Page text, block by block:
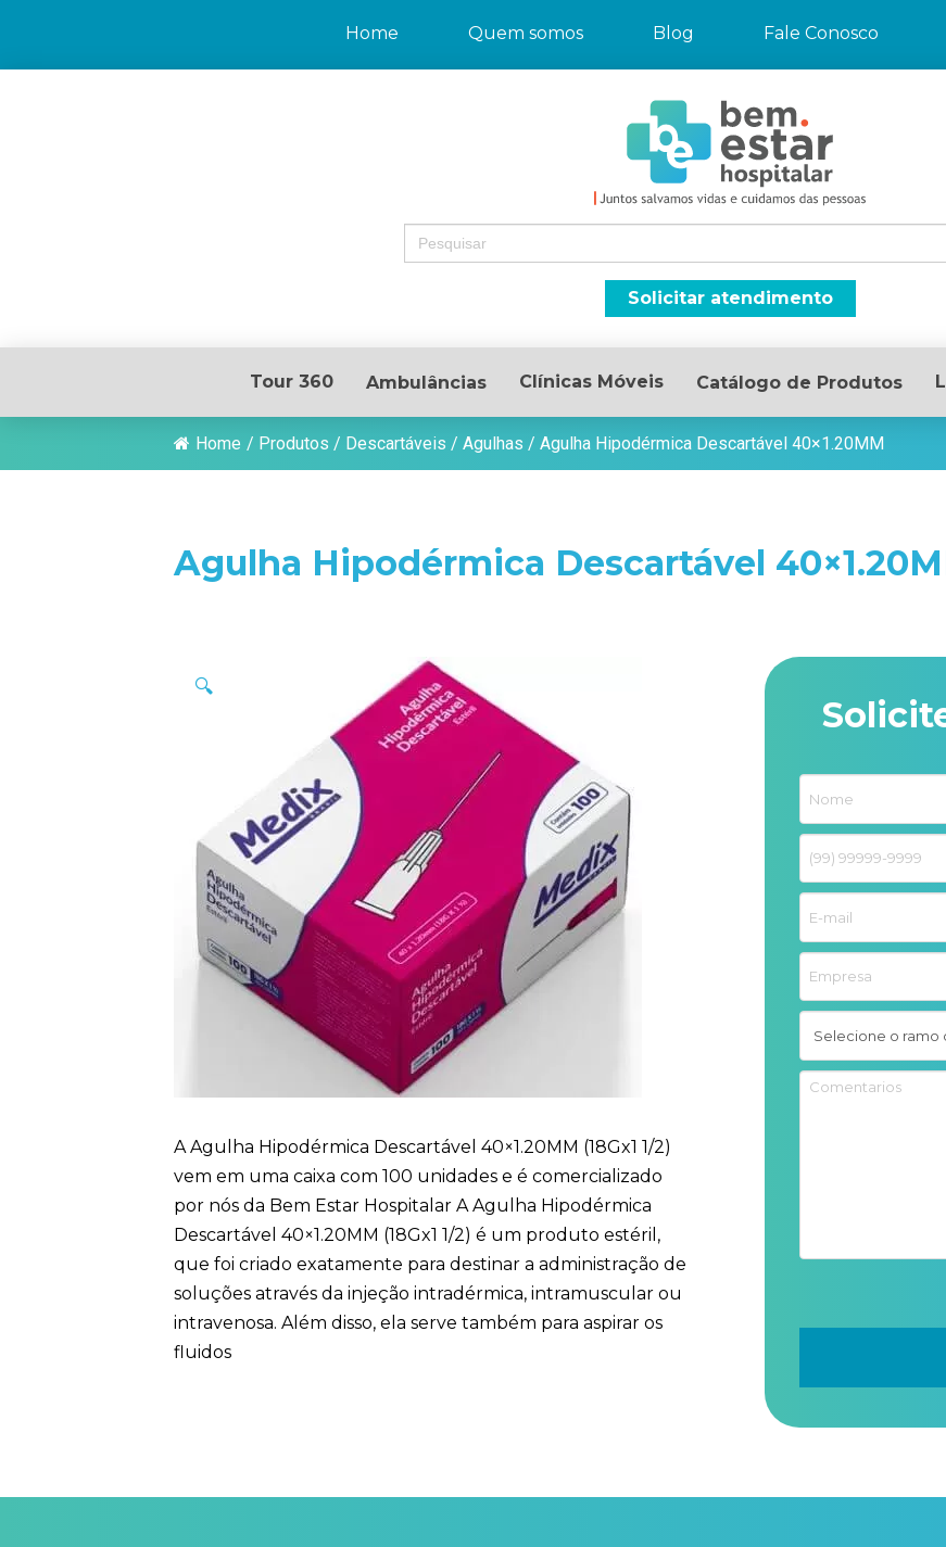
Home Quem somos Blog Fale Conosco
Search
for:
Solicitar atendimento
Tour 360 Ambulâncias Clínicas Móveis Catálogo de Produtos
Home / Produtos / Descartáveis / Agulhas / Agulha Hipodérmica Descartável 40×1.20MM
Agulha Hipodérmica Descartável
🔍
A Agulha Hipodérmica Descartável 40×1.20MM (18Gx1 1/2)
vem em uma caixa com 100 unidades e é comercializado
por nós da Bem Estar Hospitalar A Agulha Hipodérmica
Descartável 40×1.20MM (18Gx1 1/2) é um produto estéril,
que foi criado exatamente para destinar a administração de
soluções através da injeção intradérmica, intramuscular ou
intravenosa. Além disso, ela serve também para aspirar os
fluidos